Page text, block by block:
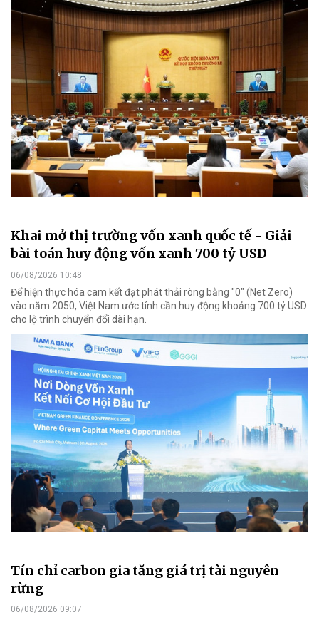
Khai mở thị trường vốn xanh quốc tế - Giải
bài toán huy động vốn xanh 700 tỷ USD
06/08/2026 10:48
Để hiện thực hóa cam kết đạt phát thải ròng bằng "0" (Net Zero)
vào năm 2050, Việt Nam ước tính cần huy động khoảng 700 tỷ USD
cho lộ trình chuyển đổi dài hạn.
Tín chỉ carbon gia tăng giá trị tài nguyên
rừng
06/08/2026 09:07